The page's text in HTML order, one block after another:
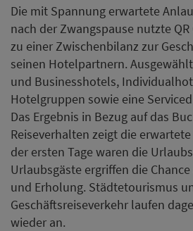
Die mit Spannung erwartete
nach der Zwangspause nutzte
zu einer Zwischenbilanz zur
seinen Hotelpartnern.
und Businesshotels,
Hotelgruppen sowie eine
Das Ergebnis in Bezug auf das
Reiseverhalten zeigt die
der ersten Tage waren die
Urlaubsgäste ergriffen die
und Erholung. Städtetourismus
Geschäftsreiseverkehr laufen
wieder an.